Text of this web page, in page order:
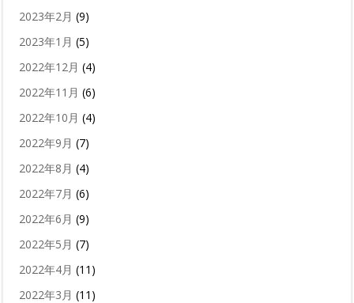
2023年2月 (9)
2023年1月 (5)
2022年12月 (4)
2022年11月 (6)
2022年10月 (4)
2022年9月 (7)
2022年8月 (4)
2022年7月 (6)
2022年6月 (9)
2022年5月 (7)
2022年4月 (11)
2022年3月 (11)